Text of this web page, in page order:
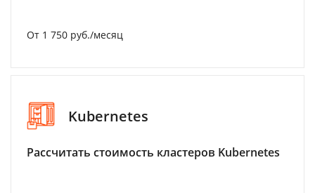
От 1 750 руб./месяц
Kubernetes
Рассчитать стоимость кластеров Kubernetes